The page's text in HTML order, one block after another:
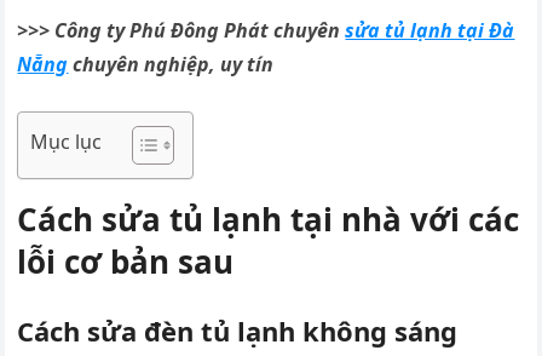
>>> Công ty Phú Đông Phát chuyênsửa tủ lạnh tại Đà
Nẵngchuyên nghiệp, uy tín
Mục lục
Cách sửa tủ lạnh tại nhà với các
lỗi cơ bản sau
Cách sửa đèn tủ lạnh không sáng